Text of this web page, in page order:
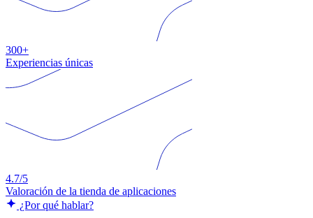
300+
Experiencias únicas
4.7/5
Valoración de la tienda de aplicaciones
¿Por qué hablar?